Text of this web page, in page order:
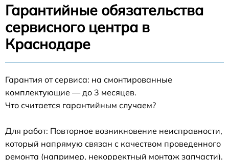
Гарантийные обязательства
сервисного центра в
Краснодаре
Гарантия от сервиса: на смонтированные
комплектующие — до 3 месяцев.
Что считается гарантийным случаем?
Для работ: Повторное возникновение неисправности,
который напрямую связан с качеством проведенного
ремонта (например, некорректный монтаж запчасти).